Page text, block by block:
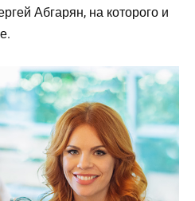
Абгарян, на которого и